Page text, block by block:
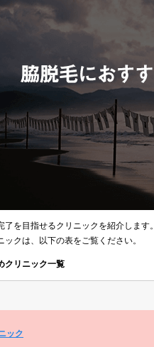
了を目指せるクリニックを紹介します。
ックは、以下の表をご覧ください。
クリニック一覧
ック